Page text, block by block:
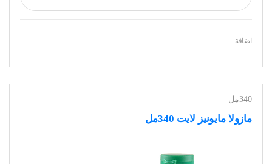
اضافة
340مل
مازولا مايونيز لايت 340مل